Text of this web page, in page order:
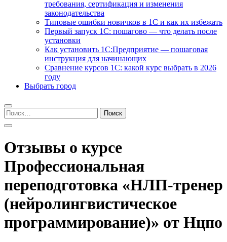
требования, сертификация и изменения
законодательства
Типовые ошибки новичков в 1С и как их избежать
Первый запуск 1С: пошагово — что делать после
установки
Как установить 1С:Предприятие — пошаговая
инструкция для начинающих
Сравнение курсов 1С: какой курс выбрать в 2026
году
Выбрать город
Найти:
Отзывы о курсе
Профессиональная
переподготовка «НЛП-тренер
(нейролингвистическое
программирование)» от Нцпо